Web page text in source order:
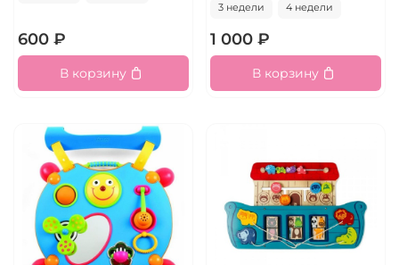
600 ₽
В корзину
3 недели 4 недели
1 000 ₽
В корзину